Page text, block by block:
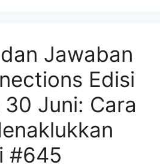
Jawaban
Edisi
Juni: Cara
#645